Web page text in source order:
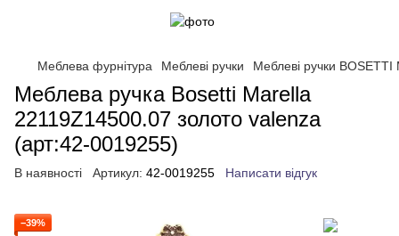
Меблева фурнітура Меблеві ручки Меблеві ручки BOSETTI
Меблева ручка Bosetti Marella
22119Z14500.07 золото valenza
(арт:42-0019255)
В наявності Артикул: 42-0019255 Написати відгук
−39%